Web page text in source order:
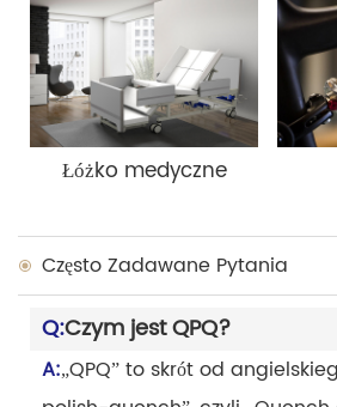
Łóżko medyczne
Często Zadawane Pytania
Q:Czym jest QPQ?
A:„QPQ” to skrót od